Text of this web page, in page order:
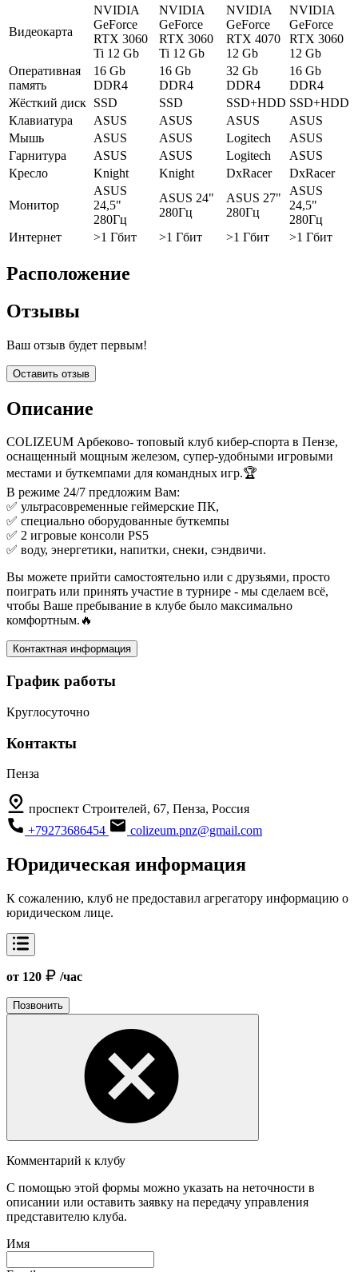
Видеокарта
NVIDIA
GeForce
RTX 3060
Ti 12 Gb
NVIDIA
GeForce
RTX 3060
Ti 12 Gb
NVIDIA
GeForce
RTX 4070
12 Gb
NVIDIA
GeForce
RTX 3060
12 Gb
Оперативная
память
16 Gb
DDR4
16 Gb
DDR4
32 Gb
DDR4
16 Gb
DDR4
Жёсткий диск SSD SSD SSD+HDD SSD+HDD
Клавиатура
ASUS ASUS ASUS
ASUS
Мышь
ASUS ASUS Logitech
ASUS
Гарнитура
ASUS ASUS Logitech
ASUS
Кресло
Knight Knight DxRacer DxRacer
Монитор
ASUS
24,5"
280Гц
ASUS 24"
280Гц
ASUS 27"
280Гц
ASUS
24,5"
280Гц
Интернет
>1 Гбит >1 Гбит >1 Гбит >1 Гбит
Расположение
Отзывы
Ваш отзыв будет первым!
Оставить отзыв
Описание
COLIZEUM Арбеково- топовый клуб кибер-спорта в Пензе,
оснащенный мощным железом, супер-удобными игровыми
местами и буткемпами для командных игр.🏆
В режиме 24/7 предложим Вам:
✅ ультрасовременные геймерские ПК,
✅ специально оборудованные буткемпы
✅ 2 игровые консоли PS5
✅ воду, энергетики, напитки, снеки, сэндвичи.
Вы можете прийти самостоятельно или с друзьями, просто
поиграть или принять участие в турнире - мы сделаем всё,
чтобы Ваше пребывание в клубе было максимально
комфортным.🔥
Контактная информация
График работы
Круглосуточно
Контакты
Пенза
проспект Строителей, 67, Пенза, Россия
+79273686454
colizeum.pnz@gmail.com
Юридическая информация
К сожалению, клуб не предоставил агрегатору информацию о
юридическом лице.
от 120 /час
Позвонить
Комментарий к клубу
С помощью этой формы можно указать на неточности в
описании или оставить заявку на передачу управления
представителю клуба.
Имя